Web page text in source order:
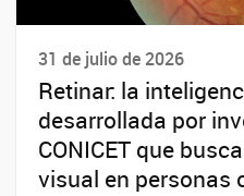
31 de julio de 2026
Retinar: la
desarrollada por
CONICET que
visual en personas